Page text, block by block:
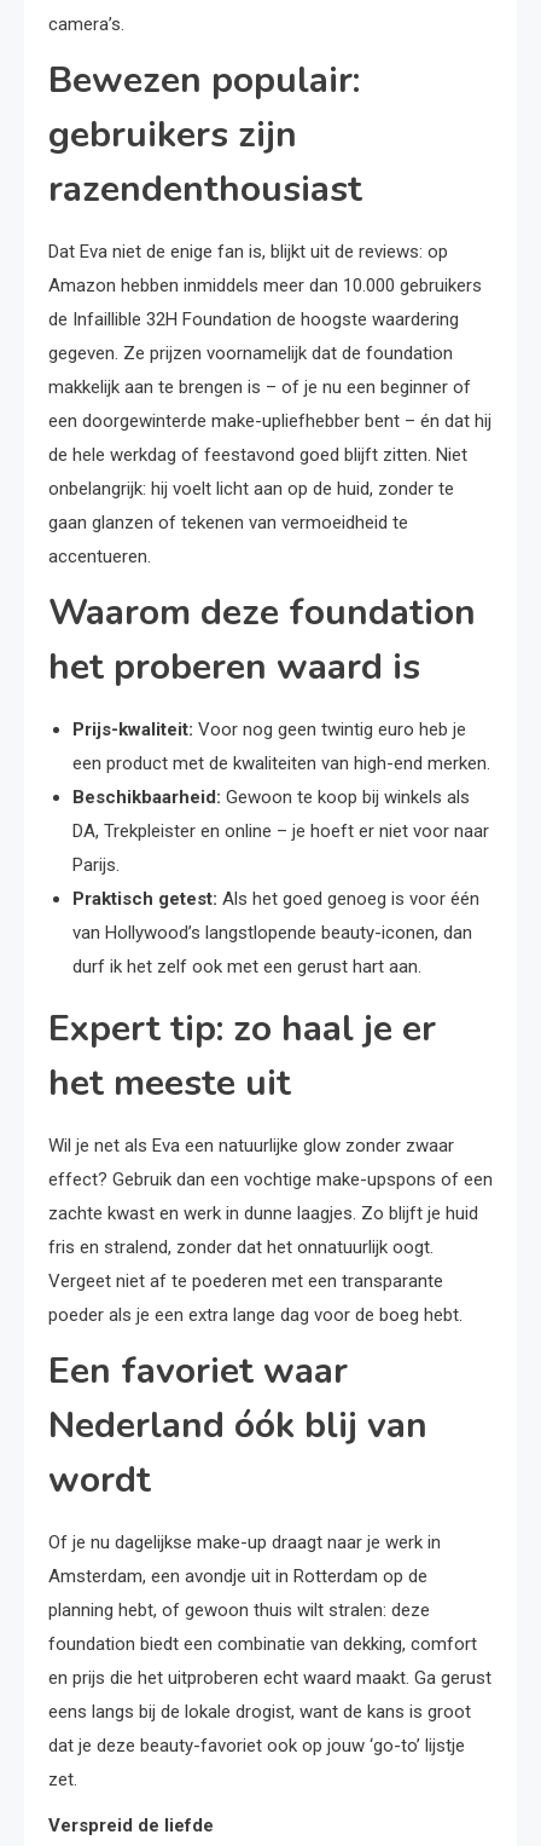
camera’s.
Bewezen populair:
gebruikers zijn
razendenthousiast
Dat Eva niet de enige fan is, blijkt uit de reviews: op
Amazon hebben inmiddels meer dan 10.000 gebruikers
de Infaillible 32H Foundation de hoogste waardering
gegeven. Ze prijzen voornamelijk dat de foundation
makkelijk aan te brengen is – of je nu een beginner of
een doorgewinterde make-upliefhebber bent – én dat hij
de hele werkdag of feestavond goed blijft zitten. Niet
onbelangrijk: hij voelt licht aan op de huid, zonder te
gaan glanzen of tekenen van vermoeidheid te
accentueren.
Waarom deze foundation
het proberen waard is
Prijs-kwaliteit: Voor nog geen twintig euro heb je
een product met de kwaliteiten van high-end merken.
Beschikbaarheid: Gewoon te koop bij winkels als
DA, Trekpleister en online – je hoeft er niet voor naar
Parijs.
Praktisch getest: Als het goed genoeg is voor één
van Hollywood’s langstlopende beauty-iconen, dan
durf ik het zelf ook met een gerust hart aan.
Expert tip: zo haal je er
het meeste uit
Wil je net als Eva een natuurlijke glow zonder zwaar
effect? Gebruik dan een vochtige make-upspons of een
zachte kwast en werk in dunne laagjes. Zo blijft je huid
fris en stralend, zonder dat het onnatuurlijk oogt.
Vergeet niet af te poederen met een transparante
poeder als je een extra lange dag voor de boeg hebt.
Een favoriet waar
Nederland óók blij van
wordt
Of je nu dagelijkse make-up draagt naar je werk in
Amsterdam, een avondje uit in Rotterdam op de
planning hebt, of gewoon thuis wilt stralen: deze
foundation biedt een combinatie van dekking, comfort
en prijs die het uitproberen echt waard maakt. Ga gerust
eens langs bij de lokale drogist, want de kans is groot
dat je deze beauty-favoriet ook op jouw ‘go-to’ lijstje
zet.
Verspreid de liefde